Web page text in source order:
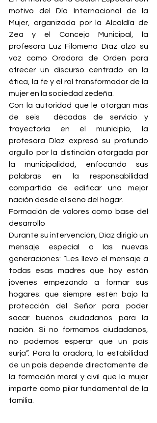
motivo del Día Internacional de la
Mujer, organizada por la Alcaldía de
Zea y el Concejo Municipal, la
profesora Luz Filomena Díaz alzó su
voz como Oradora de Orden para
ofrecer un discurso centrado en la
ética, la fe y el rol transformador de la
mujer en la sociedad zedeña.
Con la autoridad que le otorgan más
de seis  décadas de servicio y
trayectoria en el municipio, la
profesora Díaz expresó su profundo
orgullo por la distinción otorgada por
la municipalidad, enfocando sus
palabras en la responsabilidad
compartida de edificar una mejor
nación desde el seno del hogar.
Formación de valores como base del
desarrollo
Durante su intervención, Díaz dirigió un
mensaje especial a las nuevas
generaciones: “Les llevo el mensaje a
todas esas madres que hoy están
jóvenes empezando a formar sus
hogares: que siempre estén bajo la
protección del Señor para poder
sacar buenos ciudadanos para la
nación. Si no formamos ciudadanos,
no podemos esperar que un país
surja”. Para la oradora, la estabilidad
de un país depende directamente de
la formación moral y civil que la mujer
imparte como pilar fundamental de la
familia.